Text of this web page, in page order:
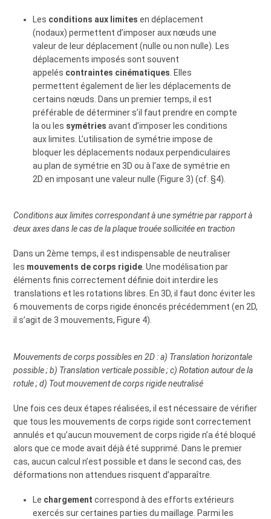
Les conditions aux limites en déplacement
(nodaux) permettent d’imposer aux nœuds une
valeur de leur déplacement (nulle ou non nulle). Les
déplacements imposés sont souvent
appelés contraintes cinématiques . Elles
permettent également de lier les déplacements de
certains nœuds. Dans un premier temps, il est
préférable de déterminer s’il faut prendre en compte
la ou les symétries avant d’imposer les conditions
aux limites. L’utilisation de symétrie impose de
bloquer les déplacements nodaux perpendiculaires
au plan de symétrie en 3D ou à l’axe de symétrie en
2D en imposant une valeur nulle (Figure 3) (cf. §4).
Conditions aux limites correspondant à une symétrie par rapport à
deux axes dans le cas de la plaque trouée sollicitée en traction
Dans un 2ème temps, il est indispensable de neutraliser
les mouvements de corps rigide. Une modélisation par
éléments finis correctement définie doit interdire les
translations et les rotations libres. En 3D, il faut donc éviter les
6 mouvements de corps rigide énoncés précédemment (en 2D,
il s’agit de 3 mouvements, Figure 4).
Mouvements de corps possibles en 2D : a) Translation horizontale
possible ; b) Translation verticale possible ; c) Rotation autour de la
rotule ; d) Tout mouvement de corps rigide neutralisé
Une fois ces deux étapes réalisées, il est nécessaire de vérifier
que tous les mouvements de corps rigide sont correctement
annulés et qu’aucun mouvement de corps rigide n’a été bloqué
alors que ce mode avait déjà été supprimé. Dans le premier
cas, aucun calcul n’est possible et dans le second cas, des
déformations non attendues risquent d’apparaître.
Le chargement correspond à des efforts extérieurs
exercés sur certaines parties du maillage. Parmi les